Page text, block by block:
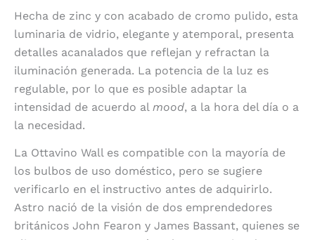
Hecha de zinc y con acabado de cromo pulido, esta
luminaria de vidrio, elegante y atemporal, presenta
detalles acanalados que reflejan y refractan la
iluminación generada. La potencia de la luz es
regulable, por lo que es posible adaptar la
intensidad de acuerdo al mood, a la hora del día o a
la necesidad.
La Ottavino Wall es compatible con la mayoría de
los bulbos de uso doméstico, pero se sugiere
verificarlo en el instructivo antes de adquirirlo.
Astro nació de la visión de dos emprendedores
británicos John Fearon y James Bassant, quienes se